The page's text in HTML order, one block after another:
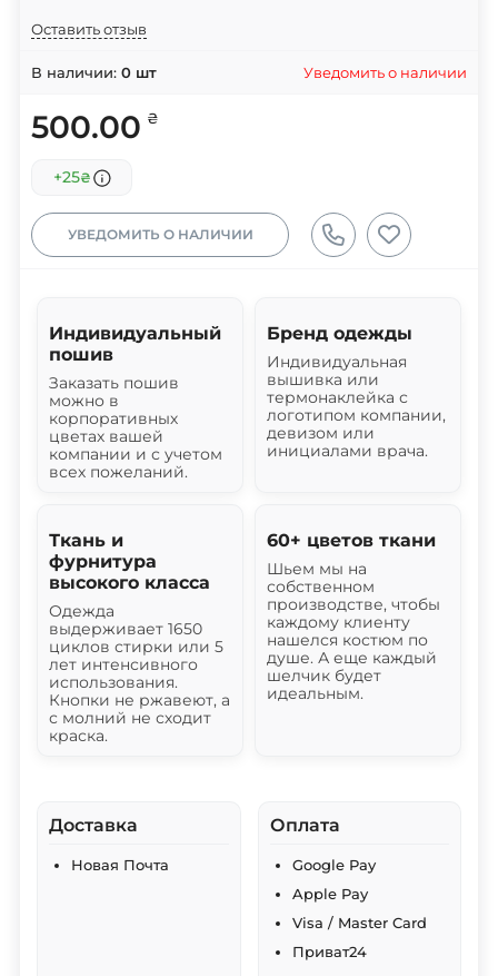
Оставить отзыв
В наличии: 0 шт Уведомить о наличии
500.00 ₴
+25₴
УВЕДОМИТЬ О НАЛИЧИИ
Индивидуальный
пошив
Заказать пошив
можно в
корпоративных
цветах вашей
компании и с учетом
всех пожеланий.
Бренд одежды
Индивидуальная
вышивка или
термонаклейка с
логотипом компании,
девизом или
инициалами врача.
Ткань и
фурнитура
высокого класса
Одежда
выдерживает 1650
циклов стирки или 5
лет интенсивного
использования.
Кнопки не ржавеют, а
с молний не сходит
краска.
60+ цветов ткани
Шьем мы на
собственном
производстве, чтобы
каждому клиенту
нашелся костюм по
душе. А еще каждый
шелчик будет
идеальным.
Доставка
Новая Почта
Оплата
Google Pay
Apple Pay
Visa / Master Card
Приват24